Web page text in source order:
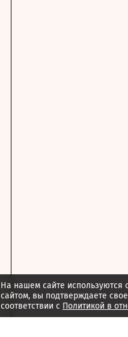
На нашем сайте используются
сайтом, вы подтверждаете свое
соответствии с Политикой в